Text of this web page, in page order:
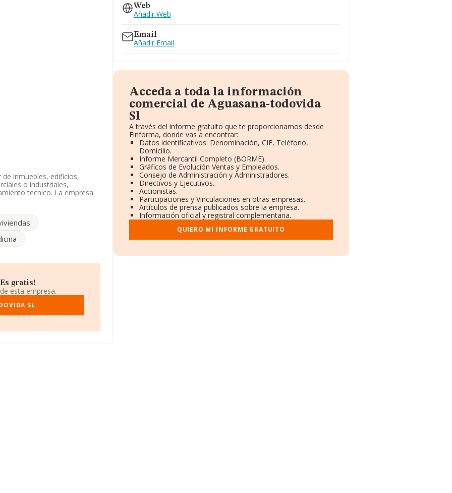
inmuebles, edificios,
o industriales,
tecnico. La empresa
su actividad CNAE
No realiza actividad de
compañía ha estado por
fiscal B73058497, tiene
empresas, la facturación
un promedio de
a la información de la
ulterior información de
gratis!
esta empresa.
SL
Web
Añadir Web
Email
Añadir Email
Acceda a toda la información
comercial de Aguasana-todovida
Sl
A través del informe gratuito que te proporcionamos desde
Einforma, donde vas a encontrar:
Datos identificativos: Denominación, CIF, Teléfono,
Domicilio.
Informe Mercantil Completo (BORME).
Gráficos de Evolución Ventas y Empleados.
Consejo de Administración y Administradores.
Directivos y Ejecutivos.
Accionistas.
Participaciones y Vinculaciones en otras empresas.
Artículos de prensa publicados sobre la empresa.
Información oficial y registral complementaria.
QUIERO MI INFORME GRATUITO